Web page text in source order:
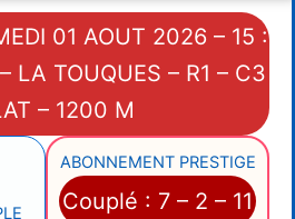
01 AOUT 2026 – 15 :
LA TOUQUES – R1 – C3
– 1200 M
ABONNEMENT PRESTIGE
Couplé : 7 – 2 – 11